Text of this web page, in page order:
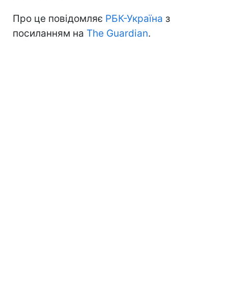
Про це повідомляє РБК-Україна з
посиланням на The Guardian.